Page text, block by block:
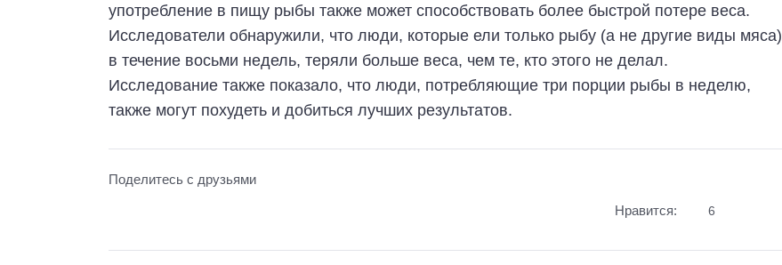
употребление в пищу рыбы также может способствовать более быстрой потере веса.
Исследователи обнаружили, что люди, которые ели только рыбу (а не другие виды мяса)
в течение восьми недель, теряли больше веса, чем те, кто этого не делал.
Исследование также показало, что люди, потребляющие три порции рыбы в неделю,
также могут похудеть и добиться лучших результатов.
Поделитесь с друзьями
Нравится: 6